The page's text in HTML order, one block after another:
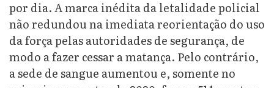
por dia. A marca inédita da letalidade policial
não redundou na imediata reorientação do uso
da força pelas autoridades de segurança, de
modo a fazer cessar a matança. Pelo contrário,
a sede de sangue aumentou e, somente no